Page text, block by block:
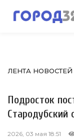
ЛЕНТА НОВОСТЕЙ
Подросток
Стародубский
2026, 03 мая 18:51